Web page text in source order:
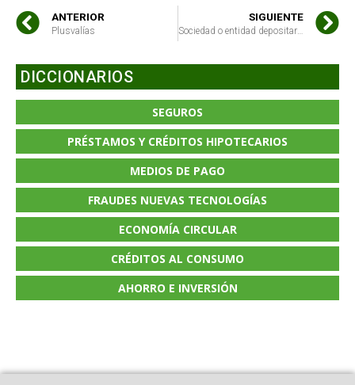
ANTERIOR
Plusvalías
SIGUIENTE
Sociedad o entidad depositaria
DICCIONARIOS
SEGUROS
PRÉSTAMOS Y CRÉDITOS HIPOTECARIOS
MEDIOS DE PAGO
FRAUDES NUEVAS TECNOLOGÍAS
ECONOMÍA CIRCULAR
CRÉDITOS AL CONSUMO
AHORRO E INVERSIÓN